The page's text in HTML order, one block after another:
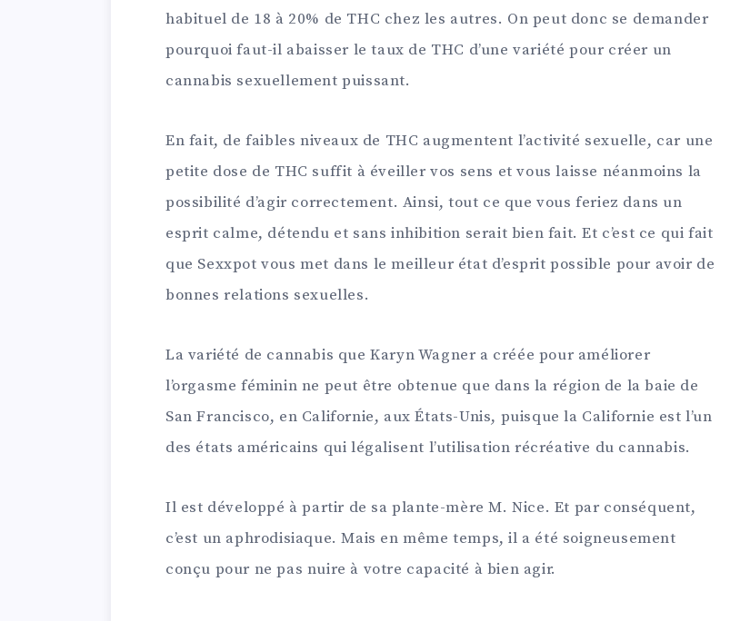
habituel de 18 à 20% de THC chez les autres. On peut donc se demander
pourquoi faut-il abaisser le taux de THC d’une variété pour créer un
cannabis sexuellement puissant.
En fait, de faibles niveaux de THC augmentent l’activité sexuelle, car une
petite dose de THC suffit à éveiller vos sens et vous laisse néanmoins la
possibilité d’agir correctement. Ainsi, tout ce que vous feriez dans un
esprit calme, détendu et sans inhibition serait bien fait. Et c’est ce qui fait
que Sexxpot vous met dans le meilleur état d’esprit possible pour avoir de
bonnes relations sexuelles.
La variété de cannabis que Karyn Wagner a créée pour améliorer
l’orgasme féminin ne peut être obtenue que dans la région de la baie de
San Francisco, en Californie, aux États-Unis, puisque la Californie est l’un
des états américains qui légalisent l’utilisation récréative du cannabis.
Il est développé à partir de sa plante-mère M. Nice. Et par conséquent,
c’est un aphrodisiaque. Mais en même temps, il a été soigneusement
conçu pour ne pas nuire à votre capacité à bien agir.